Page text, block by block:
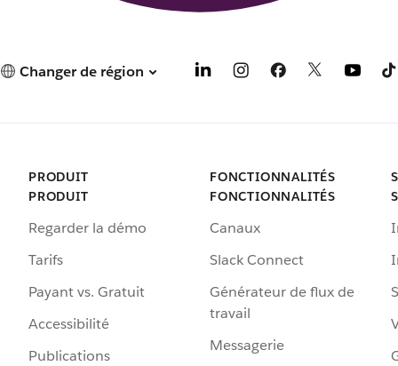
Changer de région
PRODUIT
PRODUIT
Regarder la démo
Tarifs
Payant vs. Gratuit
Accessibilité
Publications
FONCTIONNALITÉS
FONCTIONNALITÉS
Canaux
Slack Connect
Générateur de flux de
travail
Messagerie